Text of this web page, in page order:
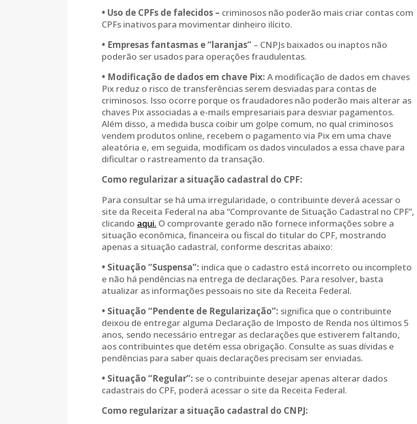
• Uso de CPFs de falecidos – criminosos não poderão mais criar contas com
CPFs inativos para movimentar dinheiro ilícito.
• Empresas fantasmas e “laranjas” – CNPJs baixados ou inaptos não
poderão ser usados para operações fraudulentas.
• Modificação de dados em chave Pix: A modificação de dados em chaves
Pix reduz o risco de transferências serem desviadas para contas de
criminosos. Isso ocorre porque os fraudadores não poderão mais alterar as
chaves Pix associadas a e-mails empresariais para desviar pagamentos.
Além disso, a medida busca coibir um golpe comum, no qual criminosos
vendem produtos online, recebem o pagamento via Pix em uma chave
aleatória e, em seguida, modificam os dados vinculados a essa chave para
dificultar o rastreamento da transação.
Como regularizar a situação cadastral do CPF:
Para consultar se há uma irregularidade, o contribuinte deverá acessar o
site da Receita Federal na aba “Comprovante de Situação Cadastral no CPF”,
clicando aqui. O comprovante gerado não fornece informações sobre a
situação econômica, financeira ou fiscal do titular do CPF, mostrando
apenas a situação cadastral, conforme descritas abaixo:
• Situação “Suspensa”: indica que o cadastro está incorreto ou incompleto
e não há pendências na entrega de declarações. Para resolver, basta
atualizar as informações pessoais no site da Receita Federal.
• Situação “Pendente de Regularização”: significa que o contribuinte
deixou de entregar alguma Declaração de Imposto de Renda nos últimos 5
anos, sendo necessário entregar as declarações que estiverem faltando,
aos contribuintes que detém essa obrigação. Consulte as suas dívidas e
pendências para saber quais declarações precisam ser enviadas.
• Situação “Regular”: se o contribuinte desejar apenas alterar dados
cadastrais do CPF, poderá acessar o site da Receita Federal.
Como regularizar a situação cadastral do CNPJ: